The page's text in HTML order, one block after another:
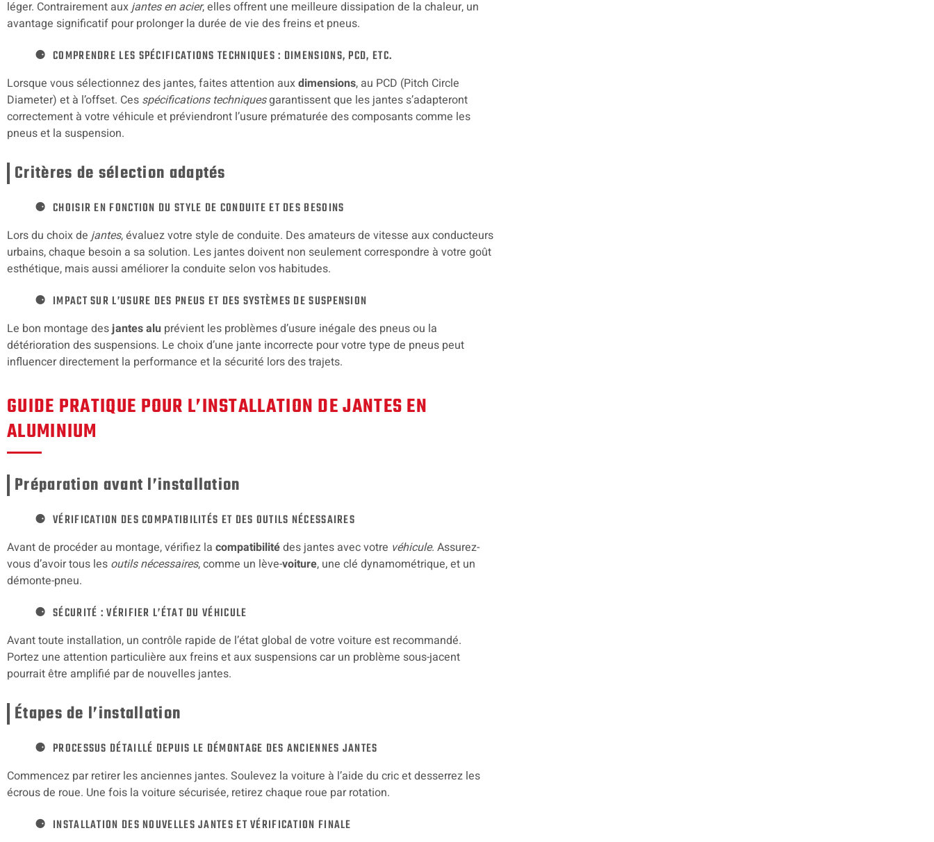
léger. Contrairement auxjantes en acier, elles offrent une meilleure dissipation de la chaleur, un
avantage significatif pour prolonger la durée de vie des freins et pneus.
COMPRENDRE LES SPÉCIFICATIONS TECHNIQUES : DIMENSIONS, PCD, ETC.
Lorsque vous sélectionnez des jantes, faites attention auxdimensions, au PCD (Pitch Circle
Diameter) et à l’offset. Ces spécifications techniquesgarantissent que les jantes s’adapteront
correctement à votre véhicule et préviendront l’usure prématurée des composants comme les
pneus et la suspension.
Critères de sélection adaptés
CHOISIR EN FONCTION DU STYLE DE CONDUITE ET DES BESOINS
Lors du choix de jantes, évaluez votre style de conduite. Des amateurs de vitesse aux conducteurs
urbains, chaque besoin a sa solution. Les jantes doivent non seulement correspondre à votre goût
esthétique, mais aussi améliorer la conduite selon vos habitudes.
IMPACT SUR L’USURE DES PNEUS ET DES SYSTÈMES DE SUSPENSION
Le bon montage desjantes alu prévient les problèmes d’usure inégale des pneus ou la
détérioration des suspensions. Le choix d’une jante incorrecte pour votre type de pneus peut
influencer directement la performance et la sécurité lors des trajets.
GUIDE PRATIQUE POUR L’INSTALLATION DE JANTES EN
ALUMINIUM
Préparation avant l’installation
VÉRIFICATION DES COMPATIBILITÉS ET DES OUTILS NÉCESSAIRES
Avant de procéder au montage, vérifiez la compatibilitédes jantes avec votre véhicule. Assurez-
vous d’avoir tous les outils nécessaires, comme un lève-voiture, une clé dynamométrique, et un
démonte-pneu.
SÉCURITÉ : VÉRIFIER L’ÉTAT DU VÉHICULE
Avant toute installation, un contrôle rapide de l’état global de votre voiture est recommandé.
Portez une attention particulière aux freins et aux suspensions car un problème sous-jacent
pourrait être amplifié par de nouvelles jantes.
Étapes de l’installation
PROCESSUS DÉTAILLÉ DEPUIS LE DÉMONTAGE DES ANCIENNES JANTES
Commencez par retirer les anciennes jantes. Soulevez la voiture à l’aide du cric et desserrez les
écrous de roue. Une fois la voiture sécurisée, retirez chaque roue par rotation.
INSTALLATION DES NOUVELLES JANTES ET VÉRIFICATION FINALE